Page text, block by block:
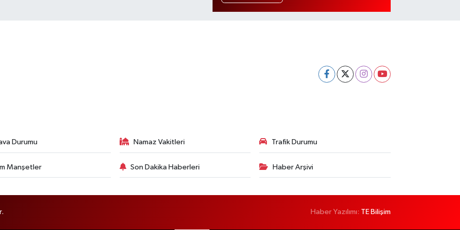
Durumu Namaz Vakitleri Trafik Durumu
Manşetler Son Dakika Haberleri Haber Arşivi
Haber Yazılımı: TE Bilişim